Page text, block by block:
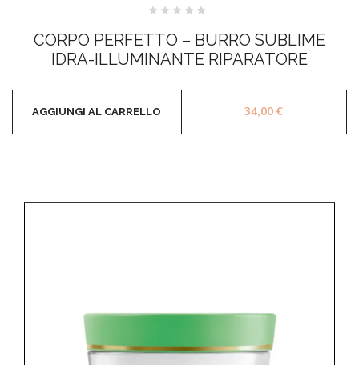
su
5
CORPO PERFETTO – BURRO SUBLIME
IDRA-ILLUMINANTE RIPARATORE
34,00€
AGGIUNGI AL CARRELLO